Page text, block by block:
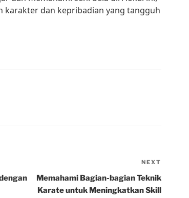
karakter dan kepribadian yang tangguh
Post
NEXT
Memahami Bagian-bagian Teknik
Karate untuk Meningkatkan Skill